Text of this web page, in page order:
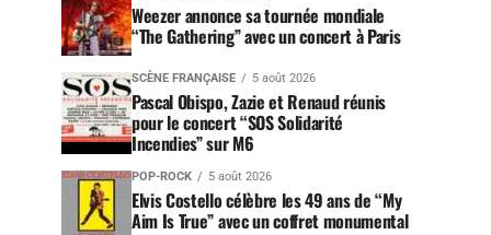
Weezer annonce sa tournée mondiale
“The Gathering” avec un concert à Paris
SCÈNE FRANÇAISE 5 août 2026
Pascal Obispo, Zazie et Renaud réunis
pour le concert “SOS Solidarité
Incendies” sur M6
POP-ROCK 5 août 2026
Elvis Costello célèbre les 49 ans de “My
Aim Is True” avec un coffret monumental